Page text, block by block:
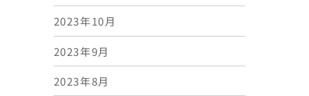
2023年10月
2023年9月
2023年8月